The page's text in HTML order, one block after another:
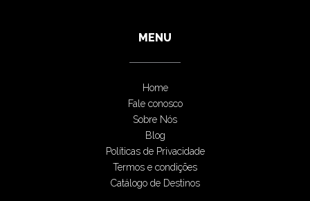
MENU
Home
Fale conosco
Sobre Nós
Blog
Políticas de Privacidade
Termos e condições
Catálogo de Destinos